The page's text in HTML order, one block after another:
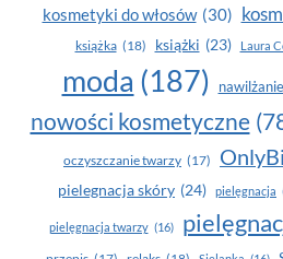
kosmetyki do włosów (30)
książka (18) książki (23) Laura
moda (187)
nowości kosmetyczne
oczyszczanie twarzy (17)
pielegnacja skóry (24) pielęgnacja
pielęgnacja twarzy (16)